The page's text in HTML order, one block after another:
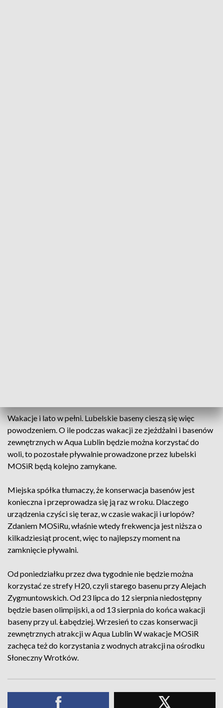
Wakacje i lato w pełni. Lubelskie baseny cieszą się więc
powodzeniem. O ile podczas wakacji ze zjeżdżalni i basenów
zewnętrznych w Aqua Lublin będzie można korzystać do
woli, to pozostałe pływalnie prowadzone przez lubelski
MOSiR będą kolejno zamykane.
Miejska spółka tłumaczy, że konserwacja basenów jest
konieczna i przeprowadza się ją raz w roku. Dlaczego
urządzenia czyści się teraz, w czasie wakacji i urlopów?
Zdaniem MOSiRu, właśnie wtedy frekwencja jest niższa o
kilkadziesiąt procent, więc to najlepszy moment na
zamknięcie pływalni.
Od poniedziałku przez dwa tygodnie nie będzie można
korzystać ze strefy H20, czyli starego basenu przy Alejach
Zygmuntowskich. Od 23 lipca do 12 sierpnia niedostępny
będzie basen olimpijski, a od 13 sierpnia do końca wakacji
baseny przy ul. Łabędziej. Wrzesień to czas konserwacji
zewnętrznych atrakcji w Aqua Lublin W wakacje MOSiR
zachęca też do korzystania z wodnych atrakcji na ośrodku
Słoneczny Wrotków.